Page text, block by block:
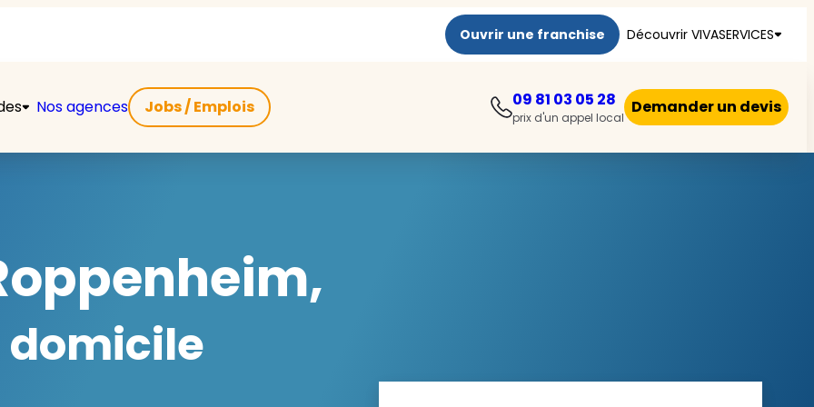
Ouvrir une franchise Découvrir VIVASERVICES
Nos agences Jobs / Emplois 09 81 03 05 28
prix d'un appel local
Demander un devis
domicile